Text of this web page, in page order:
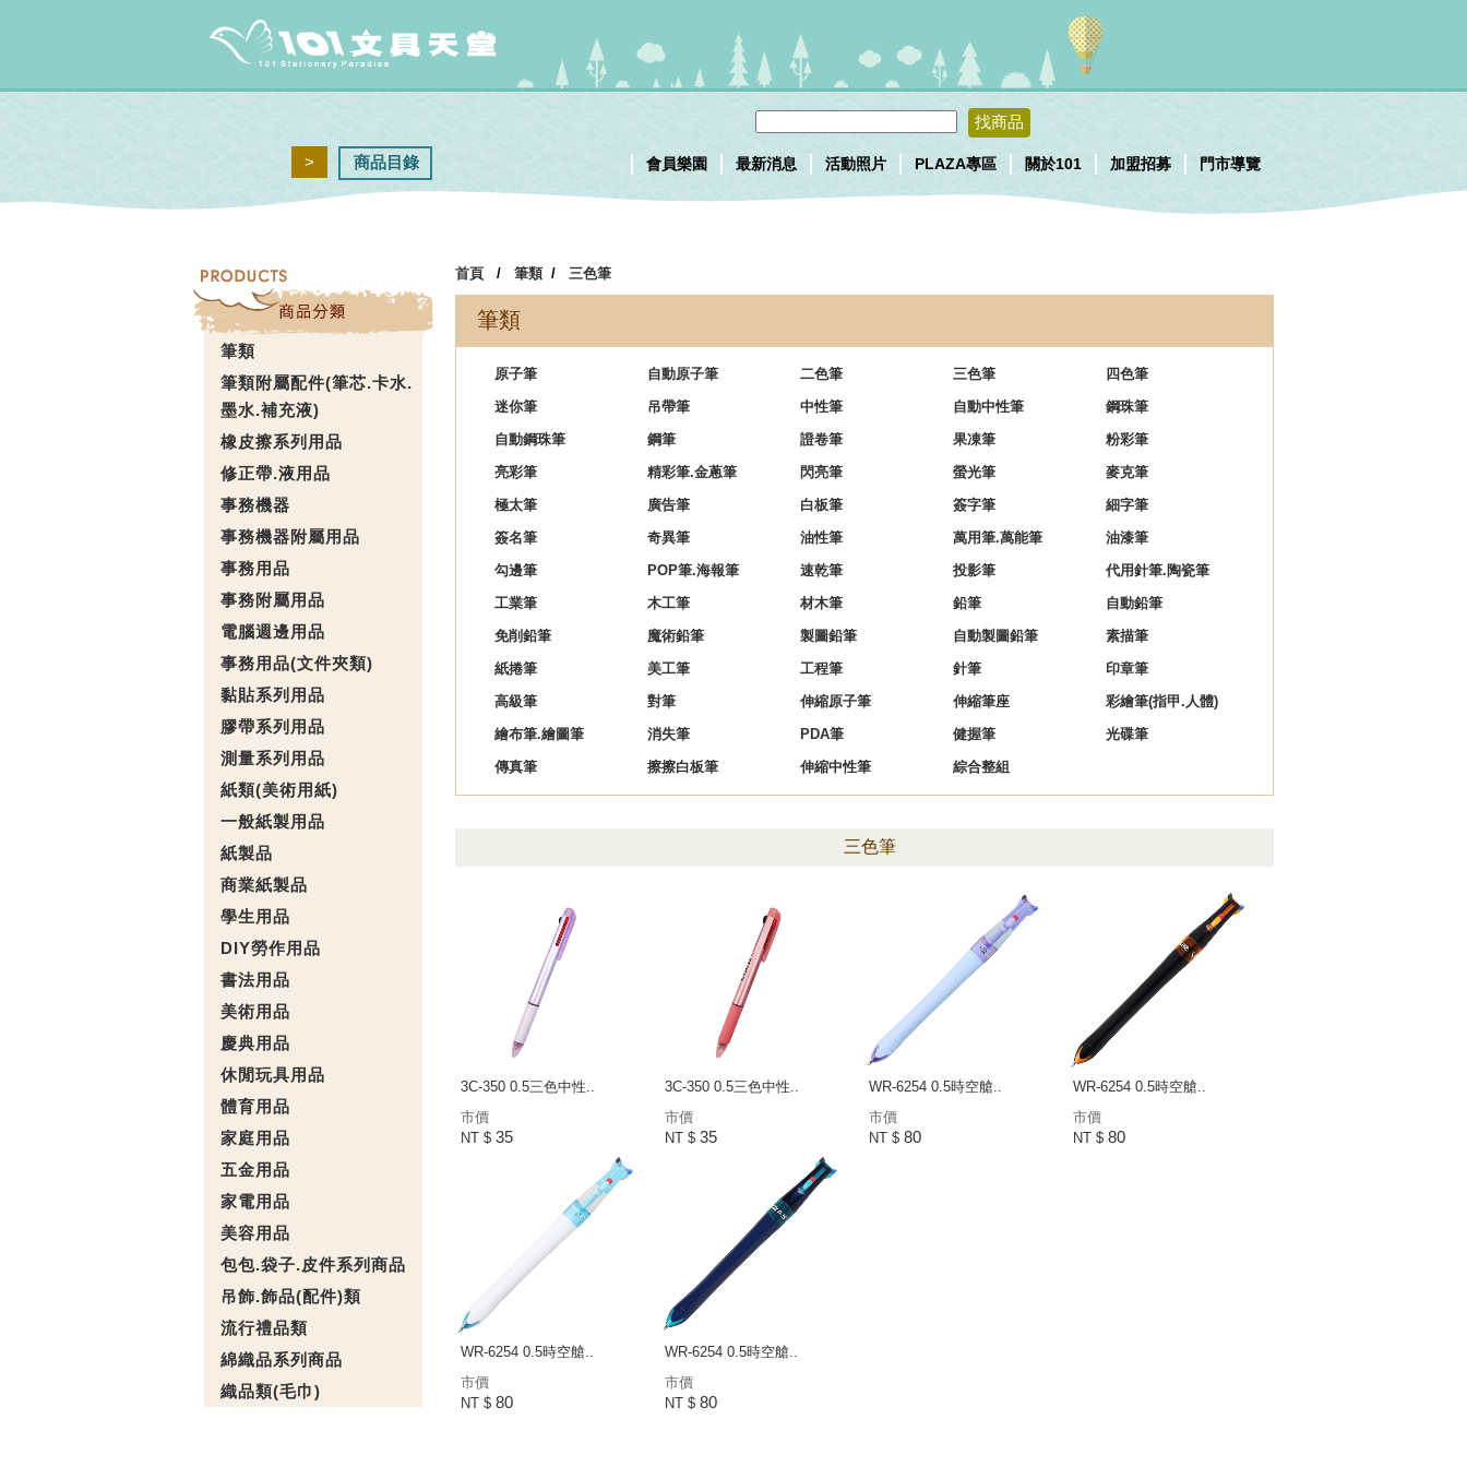
> 商品目錄
找商品
會員樂園 最新消息 活動照片 PLAZA專區 關於101 加盟招募 門市導覽
筆類
筆類附屬配件(筆芯.卡水.
墨水.補充液)
橡皮擦系列用品
修正帶.液用品
事務機器
事務機器附屬用品
事務用品
事務附屬用品
電腦週邊用品
事務用品(文件夾類)
黏貼系列用品
膠帶系列用品
測量系列用品
紙類(美術用紙)
一般紙製用品
紙製品
商業紙製品
學生用品
DIY勞作用品
書法用品
美術用品
慶典用品
休閒玩具用品
體育用品
家庭用品
五金用品
家電用品
美容用品
包包.袋子.皮件系列商品
吊飾.飾品(配件)類
流行禮品類
綿織品系列商品
織品類(毛巾)
首頁 / 筆類/ 三色筆
筆類
原子筆 自動原子筆 二色筆 三色筆
四色筆
迷你筆
吊帶筆 中性筆 自動中性筆
鋼珠筆
自動鋼珠筆
鋼筆 證卷筆 果凍筆
粉彩筆
亮彩筆
精彩筆.金蔥筆 閃亮筆 螢光筆
麥克筆
極太筆
廣告筆 白板筆 簽字筆
細字筆
簽名筆
奇異筆 油性筆 萬用筆.萬能筆
油漆筆
勾邊筆
POP筆.海報筆 速乾筆 投影筆
代用針筆.陶瓷筆
工業筆
木工筆 材木筆 鉛筆
自動鉛筆
免削鉛筆
魔術鉛筆 製圖鉛筆 自動製圖鉛筆
素描筆
紙捲筆
美工筆 工程筆 針筆
印章筆
高級筆
對筆 伸縮原子筆 伸縮筆座
彩繪筆(指甲.人體)
繪布筆.繪圖筆
消失筆 PDA筆 健握筆
光碟筆
傳真筆
擦擦白板筆 伸縮中性筆 綜合整組
三色筆
3C-350 0.5三色中性..
市價
NT $ 35
3C-350 0.5三色中性..
市價
NT $ 35
WR-6254 0.5時空艙..
市價
NT $ 80
WR-6254 0.5時空艙..
市價
NT $ 80
WR-6254 0.5時空艙..
市價
NT $ 80
WR-6254 0.5時空艙..
市價
NT $ 80